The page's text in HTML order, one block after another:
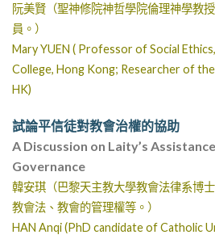
阮美賢（聖神修院神哲學院倫理神學教
員。）
Mary YUEN ( Professor of Social
College, Hong Kong; Researcher of
HK)
試論平信徒對教會治權的協助
A Discussion on Laity’s
Governance
韓安琪 （巴黎天主教大學教會法律系博
教會法、教會的管理權等。）
HAN Anqi(PhD candidate of Catholic